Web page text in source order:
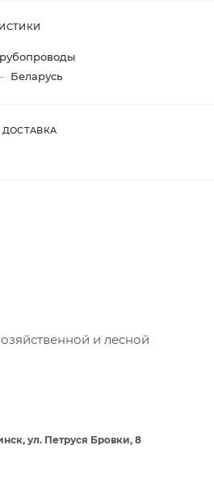
Беларусь
и лесной
ул. Петруся Бровки, 8